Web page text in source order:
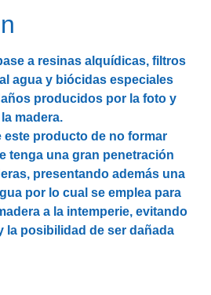
a resinas alquídicas, filtros
agua y biócidas especiales
producidos por la foto y
madera.
este producto de no formar
tenga una gran penetración
presentando además una
por lo cual se emplea para
a la intemperie, evitando
la posibilidad de ser dañada